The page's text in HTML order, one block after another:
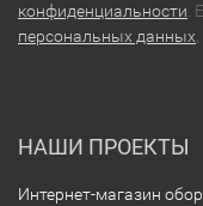
конфиденциальности .
персональных данных
НАШИ ПРОЕКТЫ
Интернет-магазин